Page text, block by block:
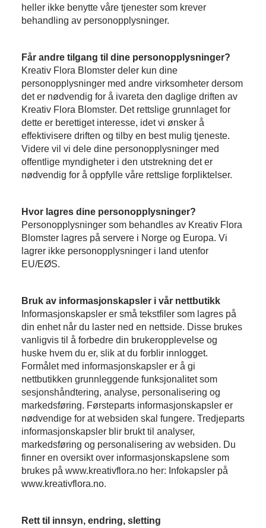
heller ikke benytte våre tjenester som krever
behandling av personopplysninger.
Får andre tilgang til dine personopplysninger?
Kreativ Flora Blomster deler kun dine
personopplysninger med andre virksomheter dersom
det er nødvendig for å ivareta den daglige driften av
Kreativ Flora Blomster. Det rettslige grunnlaget for
dette er berettiget interesse, idet vi ønsker å
effektivisere driften og tilby en best mulig tjeneste.
Videre vil vi dele dine personopplysninger med
offentlige myndigheter i den utstrekning det er
nødvendig for å oppfylle våre rettslige forpliktelser.
Hvor lagres dine personopplysninger?
Personopplysninger som behandles av Kreativ Flora
Blomster lagres på servere i Norge og Europa. Vi
lagrer ikke personopplysninger i land utenfor
EU/EØS.
Bruk av informasjonskapsler i vår nettbutikk
Informasjonskapsler er små tekstfiler som lagres på
din enhet når du laster ned en nettside. Disse brukes
vanligvis til å forbedre din brukeropplevelse og
huske hvem du er, slik at du forblir innlogget.
Formålet med informasjonskapsler er å gi
nettbutikken grunnleggende funksjonalitet som
sesjonshåndtering, analyse, personalisering og
markedsføring. Førsteparts informasjonskapsler er
nødvendige for at websiden skal fungere. Tredjeparts
informasjonskapsler blir brukt til analyser,
markedsføring og personalisering av websiden. Du
finner en oversikt over informasjonskapslene som
brukes på www.kreativflora.no her: Infokapsler på
www.kreativflora.no.
Rett til innsyn, endring, sletting